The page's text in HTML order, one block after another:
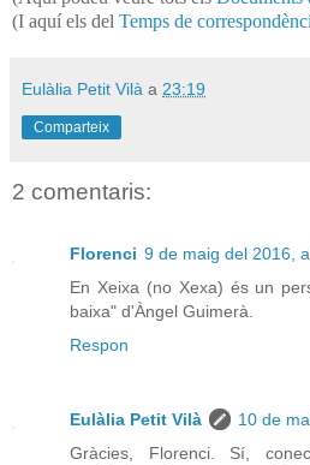
(I aquí els del Temps de
Eulàlia Petit Vilà a 23:19
Comparteix
2 comentaris:
Florenci 9 de maig del 2016,
En Xeixa (no Xexa) és un
baixa" d'Àngel Guimerà.
Respon
Eulàlia Petit Vilà
10 de
Gràcies, Florenci. Sí,